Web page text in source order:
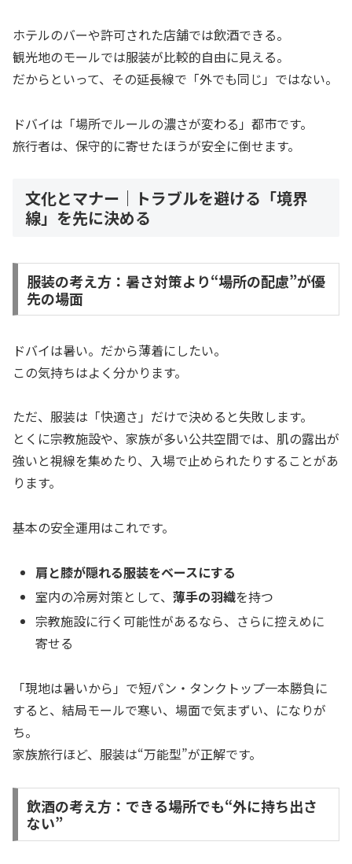
ホテルのバーや許可された店舗では飲酒できる。
観光地のモールでは服装が比較的自由に見える。
だからといって、その延長線で「外でも同じ」ではない。
ドバイは「場所でルールの濃さが変わる」都市です。
旅行者は、保守的に寄せたほうが安全に倒せます。
文化とマナー｜トラブルを避ける「境界
線」を先に決める
服装の考え方：暑さ対策より“場所の配慮”が優
先の場面
ドバイは暑い。だから薄着にしたい。
この気持ちはよく分かります。
ただ、服装は「快適さ」だけで決めると失敗します。
とくに宗教施設や、家族が多い公共空間では、肌の露出が
強いと視線を集めたり、入場で止められたりすることがあ
ります。
基本の安全運用はこれです。
肩と膝が隠れる服装をベースにする
室内の冷房対策として、薄手の羽織を持つ
宗教施設に行く可能性があるなら、さらに控えめに
寄せる
「現地は暑いから」で短パン・タンクトップ一本勝負に
すると、結局モールで寒い、場面で気まずい、になりが
ち。
家族旅行ほど、服装は“万能型”が正解です。
飲酒の考え方：できる場所でも“外に持ち出さ
ない”